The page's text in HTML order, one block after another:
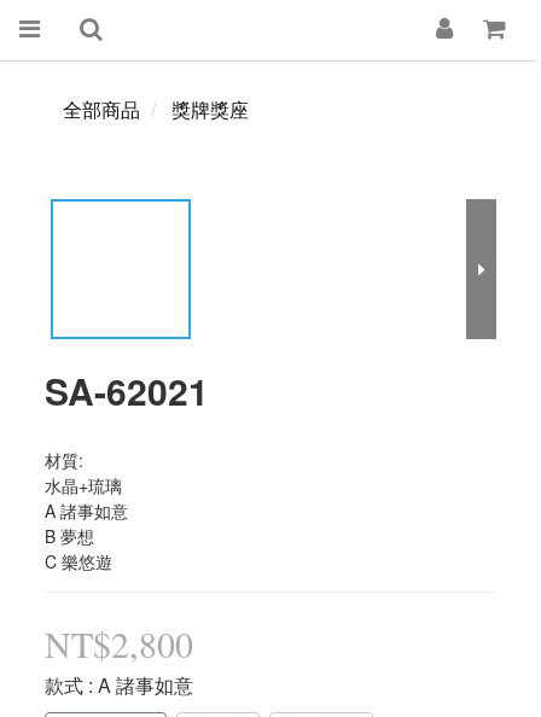
全部商品 獎牌獎座
SA-62021
材質:
水晶+琉璃
A 諸事如意
B 夢想
C 樂悠遊
NT$2,800
款式 : A 諸事如意